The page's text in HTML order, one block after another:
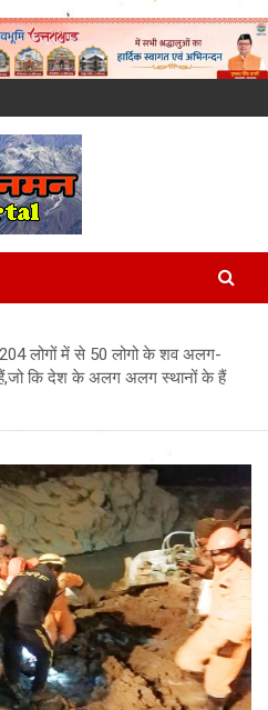
Breaking
News in
लोगों में से 50 लोगो के शव अलग-
कि देश के अलग अलग स्थानों के हैं